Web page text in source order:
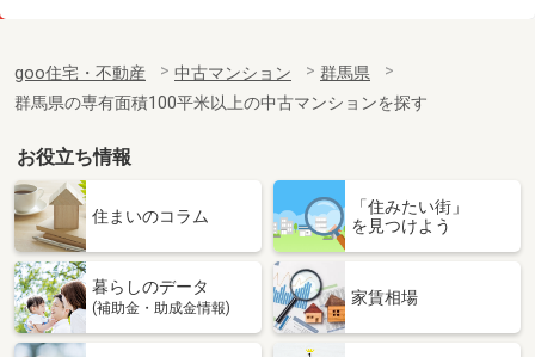
専有面積 60.35m²
間取り
2LDK
群馬県吾妻郡草津町大字草津
価 格
800万円
群馬県吾妻郡草津町大字草津
専有面積 54m²
間取り
群馬県高崎市並榎町
goo住宅・不動産 中古マンション
群馬県
群馬県の専有面積100平米以上の中古マンションを探す
お役立ち情報
住まいのコラム
「住みたい街」
を見つけよう
暮らしのデータ
(補助金・助成金情報)
家賃相場